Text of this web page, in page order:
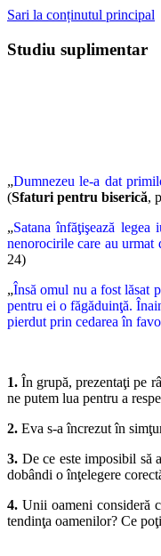
Sari la conținutul principal
Studiu suplimentar
„Dumnezeu le-a dat
(Sfaturi pentru biserică,
„Satana înfăţişează
nenorocirile care au urmat
24)
„Însă omul nu a fost lăsat
pentru ei o făgăduinţă.
pierdut prin cedarea în
1. În grupă, prezentaţi pe
ne putem lua pentru a
2. Eva s-a încrezut în
3. De ce este imposibil să
dobândi o înţelegere
4. Unii oameni consideră
tendinţa oamenilor? Ce